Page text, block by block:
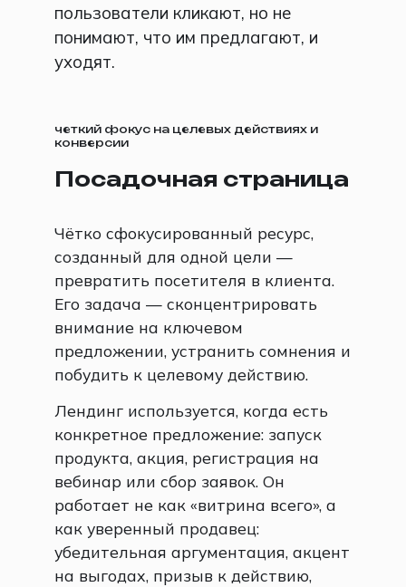
пользователи кликают, но не
понимают, что им предлагают, и
уходят.
четкий фокус на целевых действиях и
конверсии
Посадочная страница
Чётко сфокусированный ресурс,
созданный для одной цели —
превратить посетителя в клиента.
Его задача — сконцентрировать
внимание на ключевом
предложении, устранить сомнения и
побудить к целевому действию.
Лендинг используется, когда есть
конкретное предложение: запуск
продукта, акция, регистрация на
вебинар или сбор заявок. Он
работает не как «витрина всего», а
как уверенный продавец:
убедительная аргументация, акцент
на выгодах, призыв к действию,